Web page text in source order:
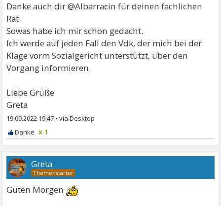
Danke auch dir @Albarracin für deinen fachlichen
Rat.
Sowas habe ich mir schon gedacht.
Ich werde auf jeden Fall den Vdk, der mich bei der
Klage vorm Sozialgericht unterstützt, über den
Vorgang informieren.
Liebe Grüße
Greta
19.09.2022 19:47 •
x 1
Greta
Guten Morgen